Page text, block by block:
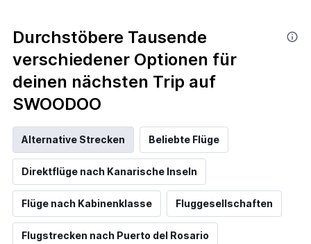
Durchstöbere Tausende
verschiedener Optionen für
deinen nächsten Trip auf
SWOODOO
Alternative Strecken Beliebte Flüge
Direktflüge nach Kanarische Inseln
Flüge nach Kabinenklasse Fluggesellschaften
Flugstrecken nach Puerto del Rosario